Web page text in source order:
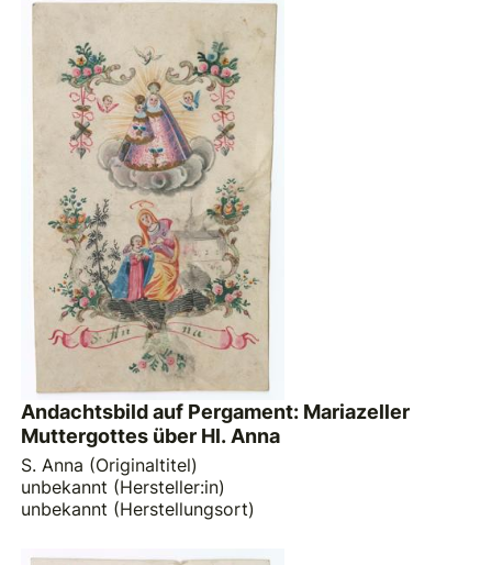
Andachtsbild auf Pergament: Mariazeller
Muttergottes über Hl. Anna
S. Anna (Originaltitel)
unbekannt (Hersteller:in)
unbekannt (Herstellungsort)